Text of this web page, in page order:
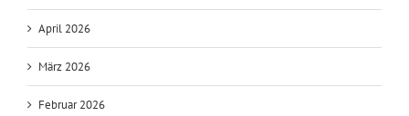
April 2026
März 2026
Februar 2026